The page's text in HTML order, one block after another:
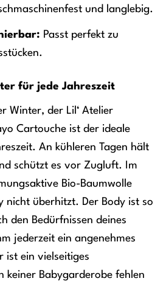
und langlebig.
Passt perfekt zu
für jede Jahreszeit
Winter, der Lil‘ Atelier
Cartouche ist der ideale
An kühleren Tagen hält
schützt es vor Zugluft. Im
Bio-Baumwolle
nicht überhitzt. Der Body ist so
den Bedürfnissen deines
jederzeit ein angenehmes
ist ein vielseitiges
keiner Babygarderobe fehlen